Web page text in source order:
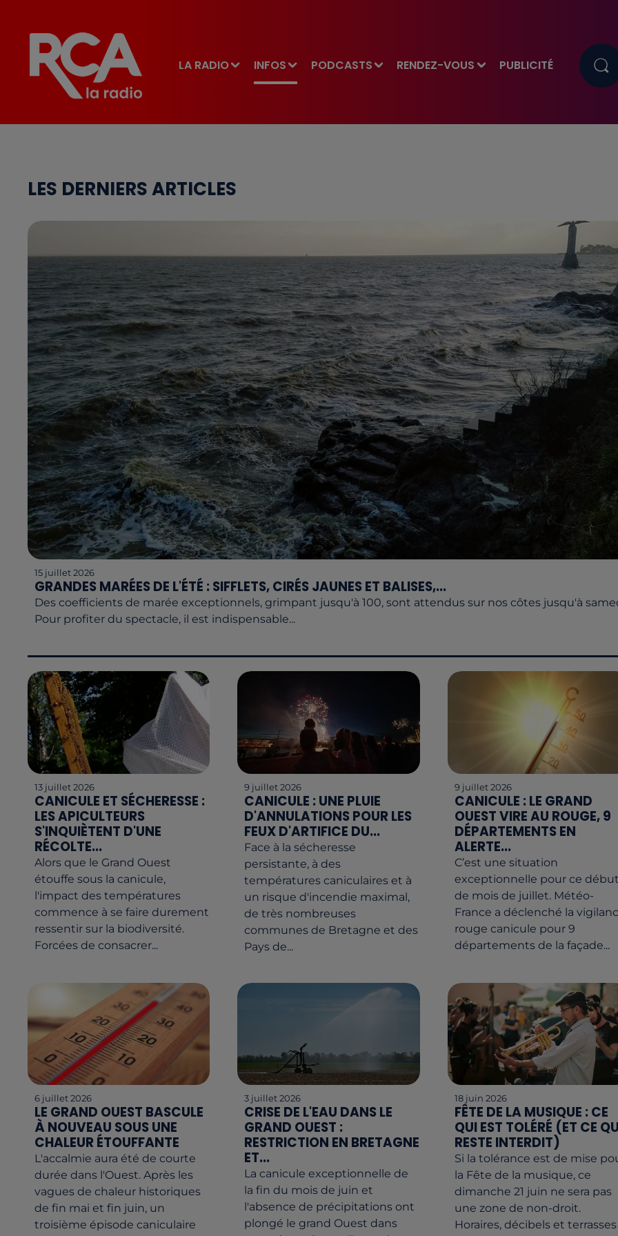
LA RADIO INFOS PODCASTS RENDEZ-VOUS PUBLICITÉ
LES DERNIERS ARTICLES
15 juillet 2026
GRANDES MARÉES DE L'ÉTÉ : SIFFLETS, CIRÉS JAUNES ET BALISES,...
Des coefficients de marée exceptionnels, grimpant jusqu'à 100, sont attendus sur nos côtes jusqu'à
Pour profiter du spectacle, il est indispensable...
13 juillet 2026
CANICULE ET SÉCHERESSE :
LES APICULTEURS
S'INQUIÈTENT D'UNE
RÉCOLTE...
Alors que le Grand Ouest
étouffe sous la canicule,
l'impact des températures
commence à se faire durement
ressentir sur la biodiversité.
Forcées de consacrer...
9 juillet 2026
CANICULE : UNE PLUIE
D'ANNULATIONS POUR LES
FEUX D'ARTIFICE DU...
Face à la sécheresse
persistante, à des
températures caniculaires et à
un risque d'incendie maximal,
de très nombreuses
communes de Bretagne et des
Pays de...
9 juillet 2026
CANICULE : LE GRAND
OUEST VIRE AU ROUGE, 9
DÉPARTEMENTS EN
ALERTE...
C’est une situation
exceptionnelle pour ce
de mois de juillet. Météo-
France a déclenché la
rouge canicule pour 9
départements de la façade...
6 juillet 2026
LE GRAND OUEST BASCULE
À NOUVEAU SOUS UNE
CHALEUR ÉTOUFFANTE
L'accalmie aura été de courte
durée dans l'Ouest. Après les
vagues de chaleur historiques
de fin mai et fin juin, un
troisième épisode caniculaire
3 juillet 2026
CRISE DE L'EAU DANS LE
GRAND OUEST :
RESTRICTION EN BRETAGNE
ET...
La canicule exceptionnelle de
la fin du mois de juin et
l'absence de précipitations ont
plongé le grand Ouest dans
18 juin 2026
FÊTE DE LA MUSIQUE : CE
QUI EST TOLÉRÉ (ET CE
RESTE INTERDIT)
Si la tolérance est de mise
la Fête de la musique, ce
dimanche 21 juin ne sera pas
une zone de non-droit.
Horaires, décibels et terrasses